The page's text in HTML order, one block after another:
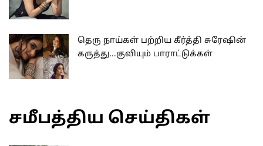
தெரு நாய்கள் பற்றிய கீர்த்தி சுரேஷின்
கருத்து...குவியும் பாராட்டுக்கள்
சமீபத்திய செய்திகள்